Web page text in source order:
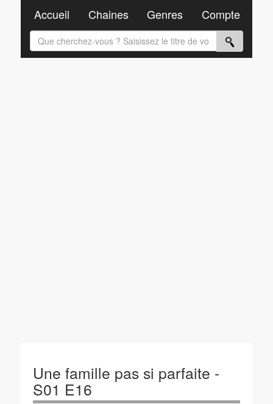
Une famille pas si parfaite -
S01 E16
Accueil Chaines Genres Compte